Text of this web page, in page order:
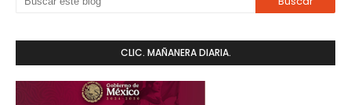
CLIC. MAÑANERA DIARIA.